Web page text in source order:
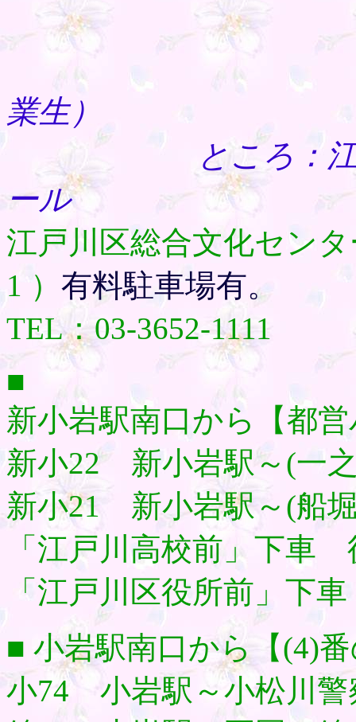
第2部
第3部
業生）
ところ：江戸川
ール
江戸川区総合文化セン
1 ） 有料駐車場有。
TEL：03-3652-1111
■
新小岩駅南口から【都
新小22 新小岩駅～(一
新小21 新小岩駅～(船
「江戸川高校前」下車
「江戸川区役所前」下
■ 小岩駅南口から【(4)
小74 小岩駅～小松川警